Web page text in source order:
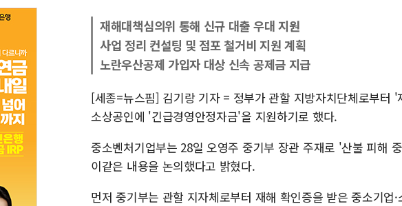
李 대
이란
재해대책심의위 통해 신규 대출 우대 지원
사업 정리 컨설팅 및 점포 철거비 지원 계획
노란우산공제 가입자 대상 신속 공제금 지급
[세종=뉴스핌] 김기랑 기자 = 정부가 관할 지방자치단체로부터
소상공인에 '긴급경영안정자금'을 지원하기로 했다.
중소벤처기업부는 28일 오영주 중기부 장관 주재로 '산불 피해
이같은 내용을 논의했다고 밝혔다.
먼저 중기부는 관할 지자체로부터 재해 확인증을 받은 중소기업